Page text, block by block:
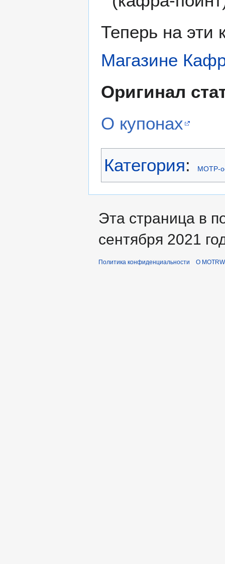
Теперь на эти
Магазине
Оригинал
О купонах
Категория: МОТР-
Эта страница в
сентября 2021
Политика конфиденциальности О